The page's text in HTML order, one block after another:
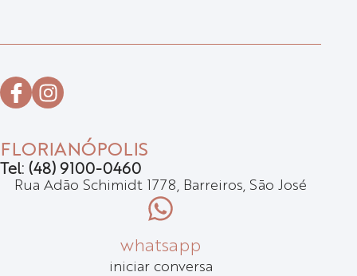
FLORIANÓPOLIS
Tel: (48) 9100-0460
Rua Adão Schimidt 1778, Barreiros, São José
whatsapp
iniciar conversa